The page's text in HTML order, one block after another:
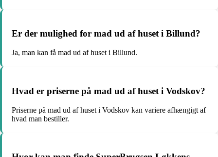
Er der mulighed for mad ud af huset i Billund?
Ja, man kan få mad ud af huset i Billund.
Hvad er priserne på mad ud af huset i Vodskov?
Priserne på mad ud af huset i Vodskov kan variere afhængigt af
hvad man bestiller.